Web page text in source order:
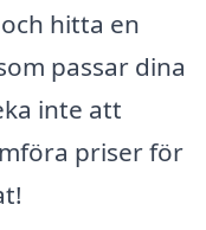
hitta en
passar dina
inte att
priser för